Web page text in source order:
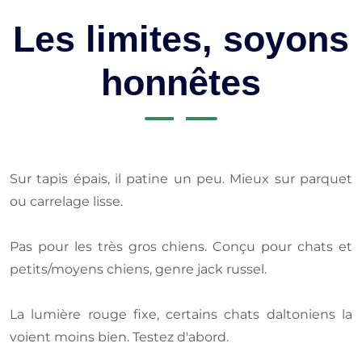
Les limites, soyons
honnêtes
Sur tapis épais, il patine un peu. Mieux sur parquet
ou carrelage lisse.
Pas pour les très gros chiens. Conçu pour chats et
petits/moyens chiens, genre jack russel.
La lumière rouge fixe, certains chats daltoniens la
voient moins bien. Testez d'abord.